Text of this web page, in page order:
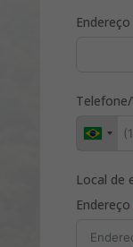
Local de
Endereço